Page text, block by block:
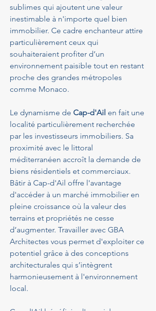
sublimes qui ajoutent une valeur
inestimable à n'importe quel bien
immobilier. Ce cadre enchanteur attire
particulièrement ceux qui
souhaiteraient profiter d’un
environnement paisible tout en restant
proche des grandes métropoles
comme Monaco.
Le dynamisme de Cap-d'Ail en fait une
localité particulièrement recherchée
par les investisseurs immobiliers. Sa
proximité avec le littoral
méditerranéen accroît la demande de
biens résidentiels et commerciaux.
Bâtir à Cap-d'Ail offre l'avantage
d'accéder à un marché immobilier en
pleine croissance où la valeur des
terrains et propriétés ne cesse
d’augmenter. Travailler avec GBA
Architectes vous permet d'exploiter ce
potentiel grâce à des conceptions
architecturales qui s’intègrent
harmonieusement à l'environnement
local.